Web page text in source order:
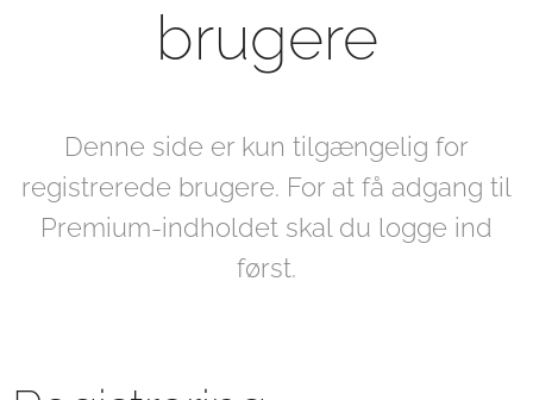
brugere
Denne side er kun tilgængelig for
registrerede brugere. For at få adgang til
Premium-indholdet skal du logge ind
først.